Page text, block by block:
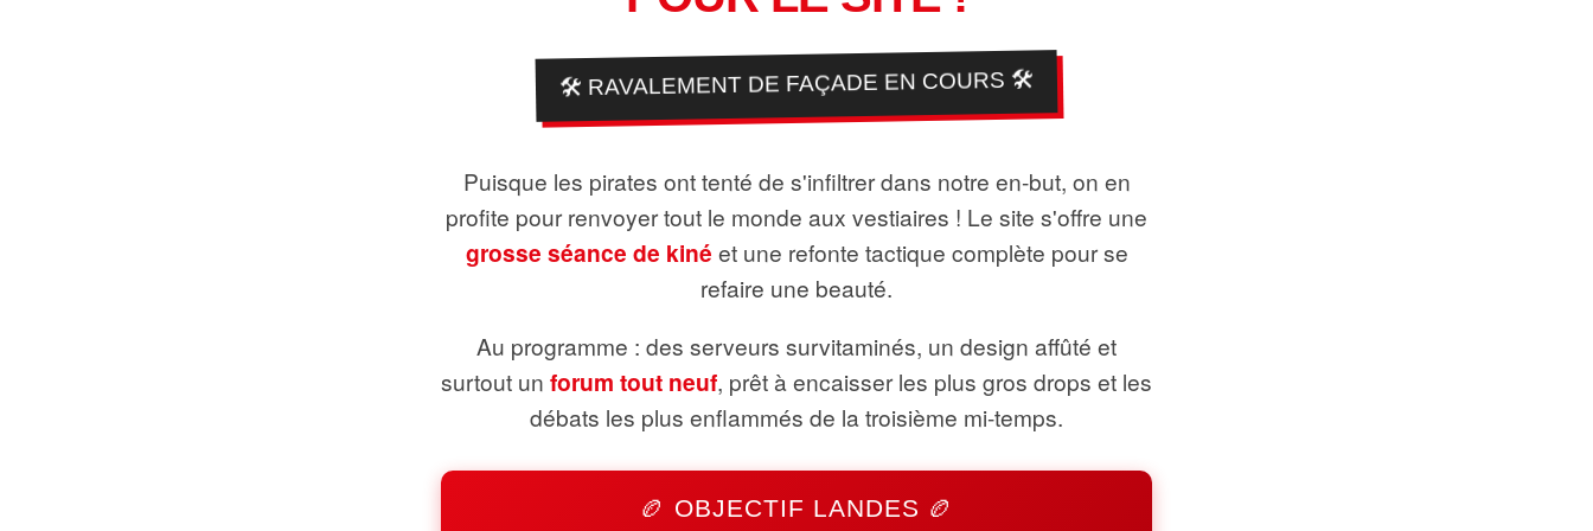
🛠️ RAVALEMENT DE FAÇADE EN COURS 🛠️
Puisque les pirates ont tenté de s'infiltrer dans notre en-but, on en
profite pour renvoyer tout le monde aux vestiaires ! Le site s'offre une
grosse séance de kiné et une refonte tactique complète pour se
refaire une beauté.
Au programme : des serveurs survitaminés, un design affûté et
surtout un forum tout neuf, prêt à encaisser les plus gros drops et les
débats les plus enflammés de la troisième mi-temps.
🏉 OBJECTIF LANDES 🏉